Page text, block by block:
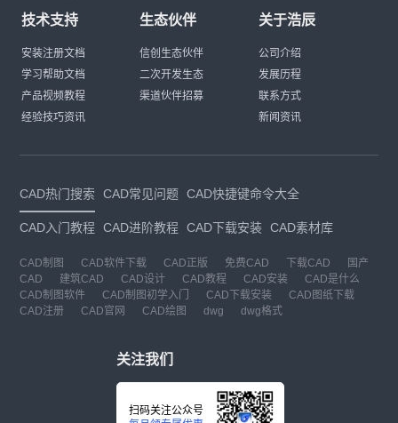
技术支持
安装注册文档
学习帮助文档
产品视频教程
经验技巧资讯
生态伙伴
信创生态伙伴
二次开发生态
渠道伙伴招募
关于浩辰
公司介绍
发展历程
联系方式
新闻资讯
CAD热门搜索 CAD常见问题 CAD快捷键命令大全
CAD入门教程 CAD进阶教程 CAD下载安装 CAD素材库
CAD制图 CAD软件下载 CAD正版 免费CAD 下载CAD
国产
CAD
建筑CAD CAD设计 CAD教程 CAD安装
CAD是什么
CAD制图软件
CAD制图初学入门 CAD下载安装
CAD图纸下载
CAD注册
CAD官网 CAD绘图 dwg dwg格式
关注我们
扫码关注公众号